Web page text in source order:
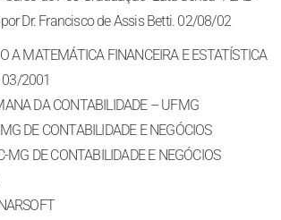
Dr. Francisco de Assis Betti. 02/08/02
A MATEMÁTICA FINANCEIRA E ESTATÍSTICA
03/2001
DA CONTABILIDADE – UFMG
DE CONTABILIDADE E NEGÓCIOS
DE CONTABILIDADE E NEGÓCIOS